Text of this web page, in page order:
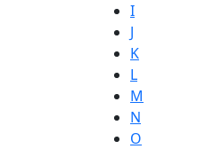
I
J
K
L
M
N
O